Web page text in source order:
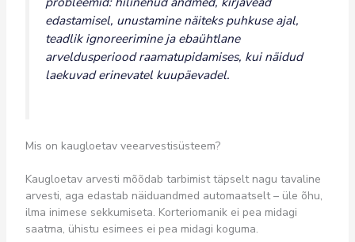
edastamisel, unustamine näiteks puhkuse ajal,
teadlik ignoreerimine ja ebaühtlane
arveldusperiood raamatupidamises, kui näidud
laekuvad erinevatel kuupäevadel.
Mis on kaugloetav veearvestisüsteem?
Kaugloetav arvesti mõõdab tarbimist täpselt nagu tavaline
arvesti, aga edastab näiduandmed automaatselt – üle õhu,
ilma inimese sekkumiseta. Korteriomanik ei pea midagi
saatma, ühistu esimees ei pea midagi koguma.